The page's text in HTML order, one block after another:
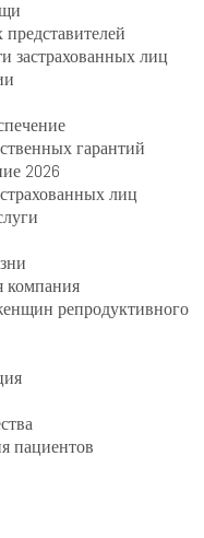
застрахованных лиц
гарантий
2026
лиц
компания
репродуктивного
пациентов